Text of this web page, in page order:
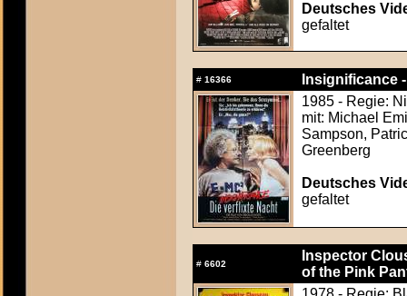
Deutsches
gefaltet
# 16366
Insignificance
1985 - Regie:
mit: Michael
Sampson,
Greenberg
Deutsches
gefaltet
# 6602
Inspector
of the Pink